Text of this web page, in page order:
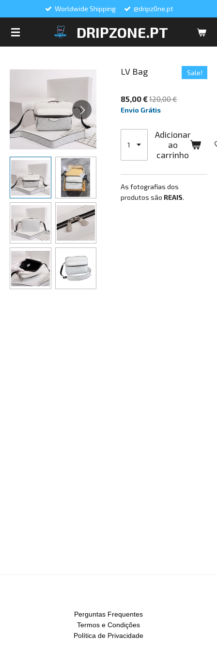
DRIPZONE.PT
Worldwide Shipping @dripz0ne.pt
LV Bag Sale!
85,00 €120,00 €
Envio Grátis
Adicionar
ao
carrinho
As fotografias dos
produtos são REAIS.
Perguntas Frequentes
Termos e Condições
Política de Privacidade